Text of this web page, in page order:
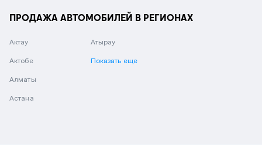
ПРОДАЖА АВТОМОБИЛЕЙ В РЕГИОНАХ
Актау
Актобе
Алматы
Астана
Атырау
Показать еще